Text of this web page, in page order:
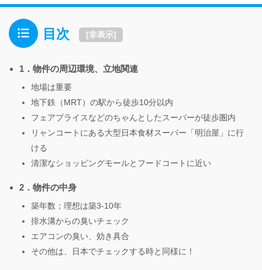
目次 [非表示]
1．物件の周辺環境、立地関連
地場は重要
地下鉄（MRT）の駅から徒歩10分以内
フェアプライスなどのちゃんとしたスーパーが徒歩圏内
リャンコートにある大型日本食材スーパー「明治屋」に行
ける
清潔なショッピングモールとフードコートに近い
2．物件の中身
築年数；理想は築3-10年
排水溝からの臭いチェック
エアコンの臭い、効き具合
その他は、日本でチェックする時と同様に！